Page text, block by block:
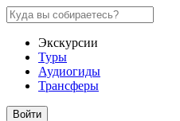
Экскурсии
Туры
Аудиогиды
Трансферы
Войти